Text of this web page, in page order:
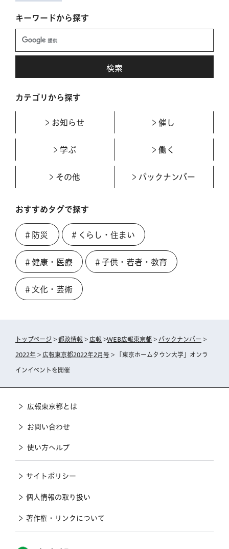
キーワードから探す
カテゴリから探す
お知らせ 催し
学ぶ 働く
その他 バックナンバー
おすすめタグで探す
＃防災 ＃くらし・住まい
＃健康・医療 ＃子供・若者・教育
＃文化・芸術
トップページ > 都政情報 > 広報 >WEB広報東京都 > バックナンバー >
2022年 > 広報東京都2022年2月号 > 「東京ホームタウン大学」オンラ
インイベントを開催
広報東京都とは
お問い合わせ
使い方ヘルプ
サイトポリシー
個人情報の取り扱い
著作権・リンクについて